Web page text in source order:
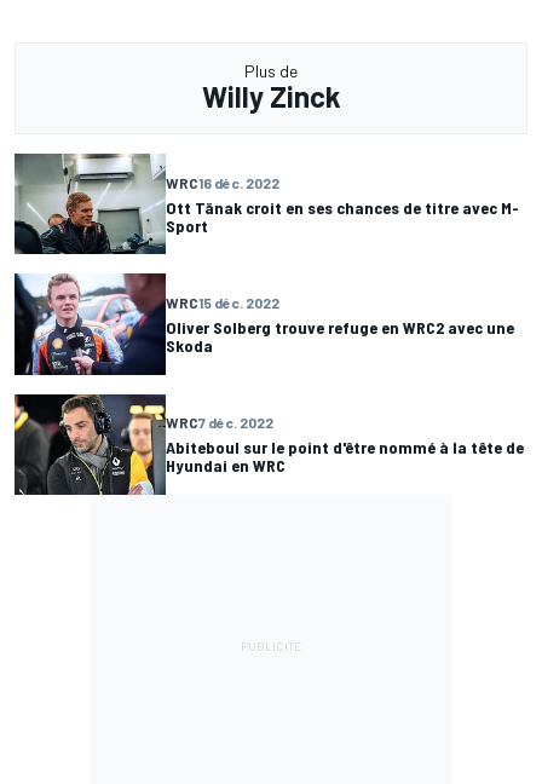
Plus de
Willy Zinck
WRC16 déc. 2022
Ott Tänak croit en ses chances de titre avec M-
Sport
WRC15 déc. 2022
Oliver Solberg trouve refuge en WRC2 avec une
Skoda
WRC7 déc. 2022
Abiteboul sur le point d'être nommé à la tête de
Hyundai en WRC